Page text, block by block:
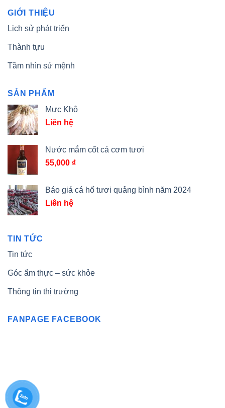
GIỚI THIỆU
Lịch sử phát triển
Thành tựu
Tầm nhìn sứ mệnh
SẢN PHẨM
Mực Khô
Liên hệ
Nước mắm cốt cá cơm tươi
55,000 ₫
Báo giá cá hố tươi quảng bình năm 2024
Liên hệ
TIN TỨC
Tin tức
Góc ẩm thực – sức khỏe
Thông tin thị trường
FANPAGE FACEBOOK